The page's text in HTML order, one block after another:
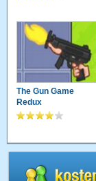
The Gun Game
Redux